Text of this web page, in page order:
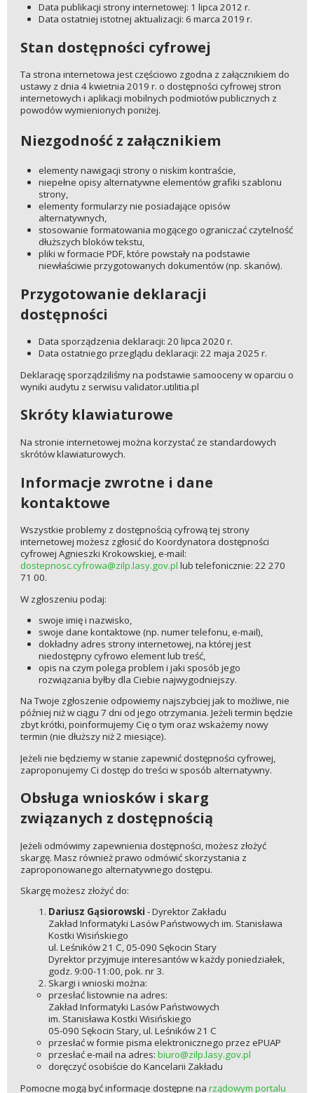
Data publikacji strony internetowej: 1 lipca 2012 r.
Data ostatniej istotnej aktualizacji: 6 marca 2019 r.
Stan dostępności cyfrowej
Ta strona internetowa jest częściowo zgodna z załącznikiem do
ustawy z dnia 4 kwietnia 2019 r. o dostępności cyfrowej stron
internetowych i aplikacji mobilnych podmiotów publicznych z
powodów wymienionych poniżej.
Niezgodność z załącznikiem
elementy nawigacji strony o niskim kontraście,
niepełne opisy alternatywne elementów grafiki szablonu
strony,
elementy formularzy nie posiadające opisów
alternatywnych,
stosowanie formatowania mogącego ograniczać czytelność
dłuższych bloków tekstu,
pliki w formacie PDF, które powstały na podstawie
niewłaściwie przygotowanych dokumentów (np. skanów).
Przygotowanie deklaracji
dostępności
Data sporządzenia deklaracji: 20 lipca 2020 r.
Data ostatniego przeglądu deklaracji: 22 maja 2025 r.
Deklarację sporządziliśmy na podstawie samooceny w oparciu o
wyniki audytu z serwisu validator.utilitia.pl
Skróty klawiaturowe
Na stronie internetowej można korzystać ze standardowych
skrótów klawiaturowych.
Informacje zwrotne i dane
kontaktowe
Wszystkie problemy z dostępnością cyfrową tej strony
internetowej możesz zgłosić do Koordynatora dostępności
cyfrowej Agnieszki Krokowskiej, e-mail:
dostepnosc.cyfrowa@zilp.lasy.gov.pl lub telefonicznie: 22 270
71 00.
W zgłoszeniu podaj:
swoje imię i nazwisko,
swoje dane kontaktowe (np. numer telefonu, e-mail),
dokładny adres strony internetowej, na której jest
niedostępny cyfrowo element lub treść,
opis na czym polega problem i jaki sposób jego
rozwiązania byłby dla Ciebie najwygodniejszy.
Na Twoje zgłoszenie odpowiemy najszybciej jak to możliwe, nie
później niż w ciągu 7 dni od jego otrzymania. Jeżeli termin będzie
zbyt krótki, poinformujemy Cię o tym oraz wskażemy nowy
termin (nie dłuższy niż 2 miesiące).
Jeżeli nie będziemy w stanie zapewnić dostępności cyfrowej,
zaproponujemy Ci dostęp do treści w sposób alternatywny.
Obsługa wniosków i skarg
związanych z dostępnością
Jeżeli odmówimy zapewnienia dostępności, możesz złożyć
skargę. Masz również prawo odmówić skorzystania z
zaproponowanego alternatywnego dostępu.
Skargę możesz złożyć do:
Dariusz Gąsiorowski - Dyrektor Zakładu
Zakład Informatyki Lasów Państwowych im. Stanisława
Kostki Wisińskiego
ul. Leśników 21 C, 05-090 Sękocin Stary
Dyrektor przyjmuje interesantów w każdy poniedziałek,
godz. 9:00-11:00, pok. nr 3.
Skargi i wnioski można:
przesłać listownie na adres:
Zakład Informatyki Lasów Państwowych
im. Stanisława Kostki Wisińskiego
05-090 Sękocin Stary, ul. Leśników 21 C
przesłać w formie pisma elektronicznego przez ePUAP
przesłać e-mail na adres: biuro@zilp.lasy.gov.pl
doręczyć osobiście do Kancelarii Zakładu
Pomocne mogą być informacje dostępne na rządowym portalu